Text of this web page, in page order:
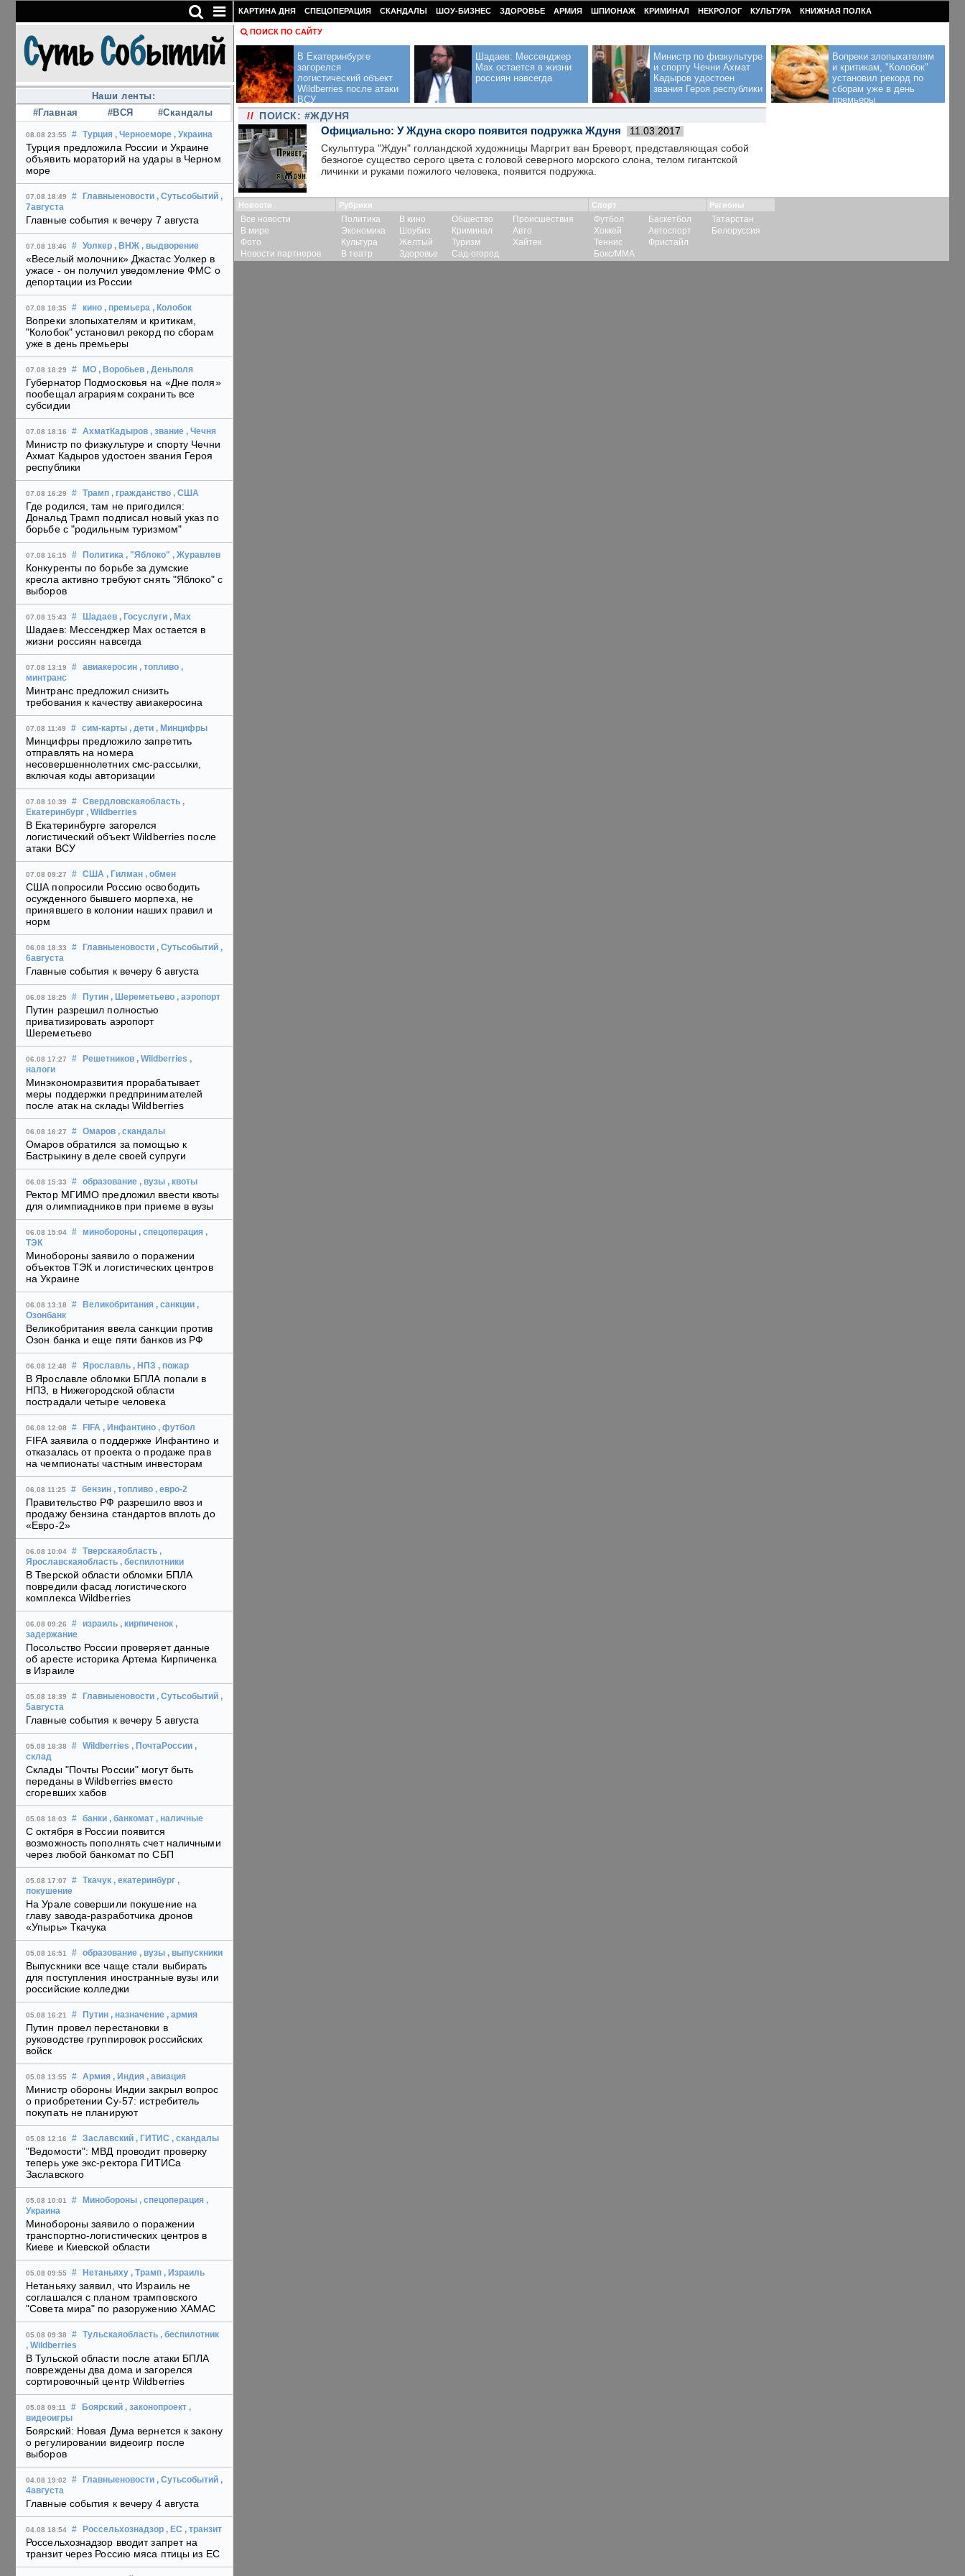
Наши ленты:
#Главная
#ВСЯ #Скандалы
08.08 23:55 # Турция , Черноеморе , Украина
Турция предложила России и Украине
объявить мораторий на удары в Черном
море
07.08 18:49 # Главныеновости , Сутьсобытий ,
7августа
Главные события к вечеру 7 августа
07.08 18:46 # Уолкер , ВНЖ , выдворение
«Веселый молочник» Джастас Уолкер в
ужасе - он получил уведомление ФМС о
депортации из России
07.08 18:35 # кино , премьера , Колобок
Вопреки злопыхателям и критикам,
"Колобок" установил рекорд по сборам
уже в день премьеры
07.08 18:29 # МО , Воробьев , Деньполя
Губернатор Подмосковья на «Дне поля»
пообещал аграриям сохранить все
субсидии
07.08 18:16 # АхматКадыров , звание , Чечня
Министр по физкультуре и спорту Чечни
Ахмат Кадыров удостоен звания Героя
республики
07.08 16:29 # Трамп , гражданство , США
Где родился, там не пригодился:
Дональд Трамп подписал новый указ по
борьбе с "родильным туризмом"
07.08 16:15 # Политика , "Яблоко" , Журавлев
Конкуренты по борьбе за думские
кресла активно требуют снять "Яблоко" с
выборов
07.08 15:43 # Шадаев , Госуслуги , Max
Шадаев: Мессенджер Max остается в
жизни россиян навсегда
07.08 13:19 # авиакеросин , топливо ,
минтранс
Минтранс предложил снизить
требования к качеству авиакеросина
07.08 11:49 # сим-карты , дети , Минцифры
Минцифры предложило запретить
отправлять на номера
несовершеннолетних смс-рассылки,
включая коды авторизации
07.08 10:39 # Свердловскаяобласть ,
Екатеринбург , Wildberries
В Екатеринбурге загорелся
логистический объект Wildberries после
атаки ВСУ
07.08 09:27 # США , Гилман , обмен
США попросили Россию освободить
осужденного бывшего морпеха, не
принявшего в колонии наших правил и
норм
06.08 18:33 # Главныеновости , Сутьсобытий ,
6августа
Главные события к вечеру 6 августа
06.08 18:25 # Путин , Шереметьево , аэропорт
Путин разрешил полностью
приватизировать аэропорт
Шереметьево
06.08 17:27 # Решетников , Wildberries ,
налоги
Минэкономразвития прорабатывает
меры поддержки предпринимателей
после атак на склады Wildberries
06.08 16:27 # Омаров , скандалы
Омаров обратился за помощью к
Бастрыкину в деле своей супруги
06.08 15:33 # образование , вузы , квоты
Ректор МГИМО предложил ввести квоты
для олимпиадников при приеме в вузы
06.08 15:04 # минобороны , спецоперация ,
ТЭК
Минобороны заявило о поражении
объектов ТЭК и логистических центров
на Украине
06.08 13:18 # Великобритания , санкции ,
Озонбанк
Великобритания ввела санкции против
Озон банка и еще пяти банков из РФ
06.08 12:48 # Ярославль , НПЗ , пожар
В Ярославле обломки БПЛА попали в
НПЗ, в Нижегородской области
пострадали четыре человека
06.08 12:08 # FIFA , Инфантино , футбол
FIFA заявила о поддержке Инфантино и
отказалась от проекта о продаже прав
на чемпионаты частным инвесторам
06.08 11:25 # бензин , топливо , евро-2
Правительство РФ разрешило ввоз и
продажу бензина стандартов вплоть до
«Евро-2»
06.08 10:04 # Тверскаяобласть ,
Ярославскаяобласть , беспилотники
В Тверской области обломки БПЛА
повредили фасад логистического
комплекса Wildberries
06.08 09:26 # израиль , кирпиченок ,
задержание
Посольство России проверяет данные
об аресте историка Артема Кирпиченка
в Израиле
05.08 18:39 # Главныеновости , Сутьсобытий ,
5августа
Главные события к вечеру 5 августа
05.08 18:38 # Wildberries , ПочтаРоссии ,
склад
Склады "Почты России" могут быть
переданы в Wildberries вместо
сгоревших хабов
05.08 18:03 # банки , банкомат , наличные
С октября в России появится
возможность пополнять счет наличными
через любой банкомат по СБП
05.08 17:07 # Ткачук , екатеринбург ,
покушение
На Урале совершили покушение на
главу завода-разработчика дронов
«Упырь» Ткачука
05.08 16:51 # образование , вузы , выпускники
Выпускники все чаще стали выбирать
для поступления иностранные вузы или
российские колледжи
05.08 16:21 # Путин , назначение , армия
Путин провел перестановки в
руководстве группировок российских
войск
05.08 13:55 # Армия , Индия , авиация
Министр обороны Индии закрыл вопрос
о приобретении Су-57: истребитель
покупать не планируют
05.08 12:16 # Заславский , ГИТИС , скандалы
"Ведомости": МВД проводит проверку
теперь уже экс-ректора ГИТИСа
Заславского
05.08 10:01 # Минобороны , спецоперация ,
Украина
Минобороны заявило о поражении
транспортно-логистических центров в
Киеве и Киевской области
05.08 09:55 # Нетаньяху , Трамп , Израиль
Нетаньяху заявил, что Израиль не
соглашался с планом трамповского
"Совета мира" по разоружению ХАМАС
05.08 09:38 # Тульскаяобласть , беспилотник
, Wildberries
В Тульской области после атаки БПЛА
повреждены два дома и загорелся
сортировочный центр Wildberries
05.08 09:11 # Боярский , законопроект ,
видеоигры
Боярский: Новая Дума вернется к закону
о регулировании видеоигр после
выборов
04.08 19:02 # Главныеновости , Сутьсобытий ,
4августа
Главные события к вечеру 4 августа
04.08 18:54 # Россельхознадзор , ЕС , транзит
Россельхознадзор вводит запрет на
транзит через Россию мяса птицы из ЕС
КАРТИНА ДНЯ СПЕЦОПЕРАЦИЯ СКАНДАЛЫ ШОУ-БИЗНЕС ЗДОРОВЬЕ АРМИЯ ШПИОНАЖ КРИМИНАЛ НЕКРОЛОГ КУЛЬТУРА КНИЖНАЯ ПОЛКА
ПОИСК ПО САЙТУ
В Екатеринбурге
загорелся
логистический объект
Wildberries после атаки
ВСУ
Шадаев: Мессенджер
Max остается в жизни
россиян навсегда
Министр по физкультуре
и спорту Чечни Ахмат
Кадыров удостоен
звания Героя республики
Вопреки злопыхателям
и критикам, "Колобок"
установил рекорд по
сборам уже в день
премьеры
// ПОИСК: #ЖДУНЯ
Официально: У Ждуна скоро появится подружка Ждуня 11.03.2017
Скульптура "Ждун" голландской художницы Маргрит ван Бреворт, представляющая собой
безногое существо серого цвета с головой северного морского слона, телом гигантской
личинки и руками пожилого человека, появится подружка.
Новости
Все новости
В мире
Фото
Новости партнеров
Рубрики
Политика
Экономика
Культура
В театр
В кино
Шоубиз
Желтый
Здоровье
Общество
Криминал
Туризм
Сад-огород
Происшествия
Авто
Хайтек
Спорт
Футбол
Хоккей
Теннис
Бокс/ММА
Баскетбол
Автоспорт
Фристайл
Регионы
Татарстан
Белоруссия